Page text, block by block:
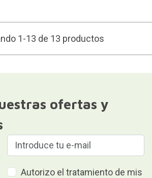
1-13 de 13 productos
ofertas y
Autorizo el tratamiento de mis